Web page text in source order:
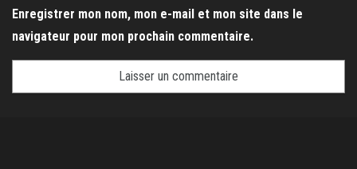
Enregistrer mon nom, mon e-mail et mon site dans le
navigateur pour mon prochain commentaire.